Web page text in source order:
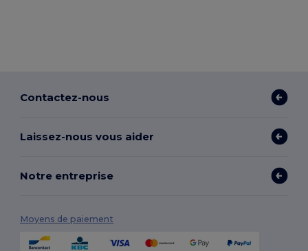
Contactez-nous
Laissez-nous vous aider
Notre entreprise
Moyens de paiement